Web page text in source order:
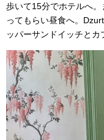
歩いて15分でホテルへ
ってもらい昼食へ。
ッパーサンドイッチとカ